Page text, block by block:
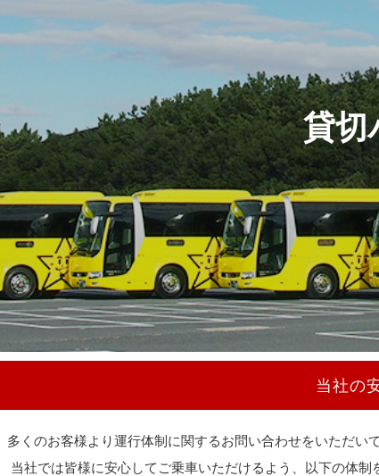
貸切
当社の
多くのお客様より運行体制に関するお問い合わせをいただい
当社では皆様に安心してご乗車いただけるよう、以下の体制